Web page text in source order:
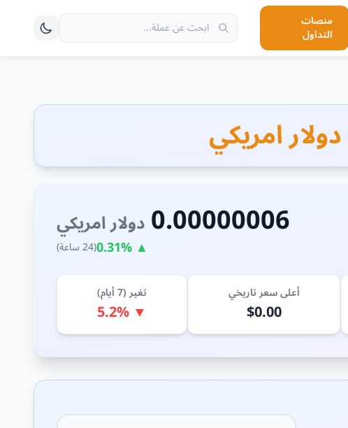
منصات
التداول
0.00000006دولار امريكي
▲ 0.31% (24 ساعة)
أعلى سعر تاريخي
$0.00
تغير (7 أيام)
▼ 5.2%